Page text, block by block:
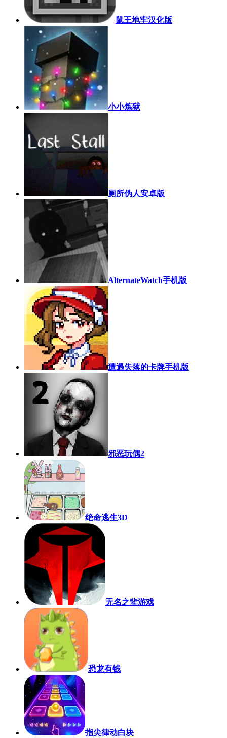
鼠王地牢汉化版
小小炼狱
厕所伪人安卓版
AlternateWatch手机版
遭遇失落的卡牌手机版
邪恶玩偶2
绝命逃生3D
无名之辈游戏
恐龙有钱
指尖律动白块